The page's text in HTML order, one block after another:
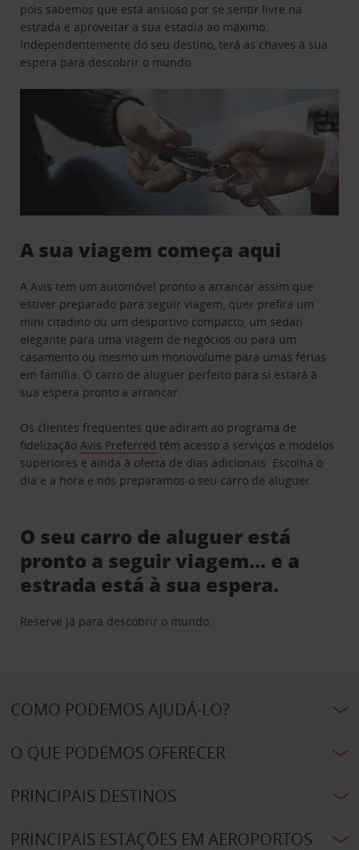
pois sabemos que está ansioso por se sentir livre na
estrada e aproveitar a sua estadia ao máximo.
Independentemente do seu destino, terá as chaves à sua
espera para descobrir o mundo.
A sua viagem começa aqui
A Avis tem um automóvel pronto a arrancar assim que
estiver preparado para seguir viagem, quer prefira um
mini citadino ou um desportivo compacto, um sedan
elegante para uma viagem de negócios ou para um
casamento ou mesmo um monovolume para umas férias
em família. O carro de aluguer perfeito para si estará à
sua espera pronto a arrancar.
Os clientes frequentes que adiram ao programa de
fidelizaçãoAvis Preferred têm acesso a serviços e modelos
superiores e ainda à oferta de dias adicionais. Escolha o
dia e a hora e nós preparamos o seu carro de aluguer.
O seu carro de aluguer está
pronto a seguir viagem… e a
estrada está à sua espera.
Reserve já para descobrir o mundo.
COMO PODEMOS AJUDÁ-LO?
O QUE PODEMOS OFERECER
PRINCIPAIS DESTINOS
PRINCIPAIS ESTAÇÕES EM AEROPORTOS